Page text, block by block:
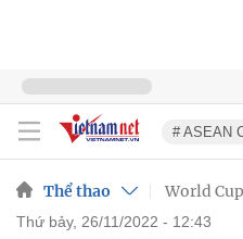
# ASEAN
Thể thao World Cup
thứ bảy, 26/11/2022 - 12:43